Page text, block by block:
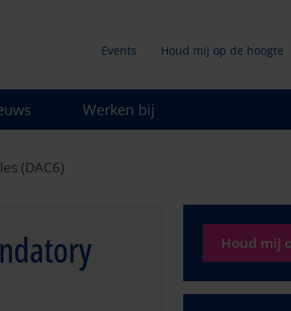
Secundair
menu
Events Houd mij op de hoogte
Werken bij
(DAC6)
Houd mij